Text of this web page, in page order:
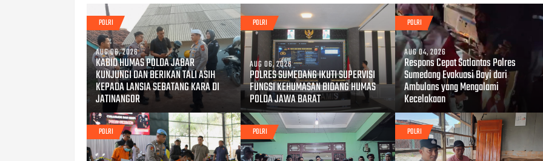
POLRI
AUG 06, 2026
KABID HUMAS POLDA JABAR
KUNJUNGI DAN BERIKAN TALI ASIH
KEPADA LANSIA SEBATANG KARA DI
JATINANGOR
POLRI
AUG 06, 2026
POLRES SUMEDANG IKUTI SUPERVISI
FUNGSI KEHUMASAN BIDANG HUMAS
POLDA JAWA BARAT
POLRI
AUG 04, 2026
Respons Cepat Satlantas Polres
Sumedang Evakuasi Bayi dari
Ambulans yang Mengalami
Kecelakaan
POLRI POLRI POLRI